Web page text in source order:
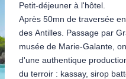
Dîner à l'hôtel.
Nuit à l'hôtel.
Petit-déjeuner à l'hôtel.
Après 50mn de traversée
des Antilles. Passage par
musée de Marie-Galante,
d'une authentique
du terroir : kassay, sirop